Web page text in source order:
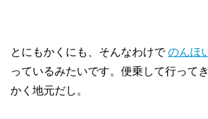
とにもかくにも、そんなわけでのんほ
っているみたいです。便乗して行って
かく地元だし。